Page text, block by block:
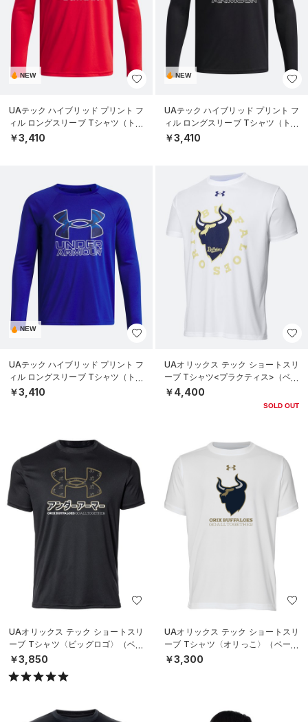
NEW
UAテック ハイブリッド プリント フ
ィル ロングスリーブ Tシャツ（トレ
ーニング/BOYS）
￥3,410
NEW
UAテック ハイブリッド プリント フ
ィル ロングスリーブ Tシャツ（トレ
ーニング/BOYS）
￥3,410
NEW
UAテック ハイブリッド プリント フ
ィル ロングスリーブ Tシャツ（トレ
ーニング/BOYS）
￥3,410
UAオリックス テック ショートスリ
ーブ Tシャツ<プラクティス>（ベー
スボール/UNISEX）
￥4,400
SOLD OUT
UAオリックス テック ショートスリ
ーブ Tシャツ〈ビッグロゴ〉（ベー
スボール/UNISEX）
￥3,850
UAオリックス テック ショートスリ
ーブ Tシャツ〈オリっこ〉（ベース
ボール/KIDS）
￥3,300